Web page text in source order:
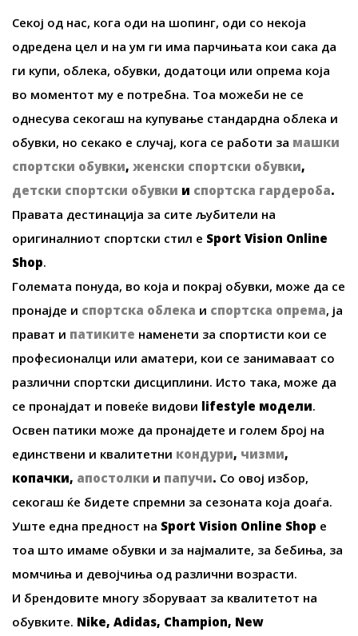
Секој од нас, кога оди на шопинг, оди со некоја
одредена цел и на ум ги има парчињата кои сака да
ги купи, облека, обувки, додатоци или опрема која
во моментот му е потребна. Тоа можеби не се
однесува секогаш на купување стандардна облека и
обувки, но секако е случај, кога се работи за машки
спортски обувки, женски спортски обувки,
детски спортски обувки и спортска гардероба.
Правата дестинација за сите љубители на
оригиналниот спортски стил е Sport Vision Online
Shop.
Големата понуда, во која и покрај обувки, може да се
пронајде и спортска облека и спортска опрема, ја
прават и патиките наменети за спортисти кои се
професионалци или аматери, кои се занимаваат со
различни спортски дисциплини. Исто така, може да
се пронајдат и повеќе видови lifestyle модели.
Освен патики може да пронајдете и голем број на
единствени и квалитетни кондури, чизми,
копачки, апостолки и папучи. Со овој избор,
секогаш ќе бидете спремни за сезоната која доаѓа.
Уште една предност на Sport Vision Online Shop е
тоа што имаме обувки и за најмалите, за бебиња, за
момчиња и девојчиња од различни возрасти.
И брендовите многу зборуваат за квалитетот на
обувките. Nike, Adidas, Champion, New